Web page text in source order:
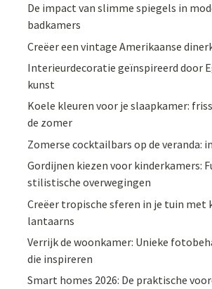
De impact van slimme spiegels in
badkamers
Creëer een vintage Amerikaanse
Interieurdecoratie geïnspireerd door
kunst
Koele kleuren voor je slaapkamer:
de zomer
Zomerse cocktailbars op de veranda:
Gordijnen kiezen voor kinderkamers:
stilistische overwegingen
Creëer tropische sferen in je tuin met
lantaarns
Verrijk de woonkamer: Unieke
die inspireren
Smart homes 2026: De praktische